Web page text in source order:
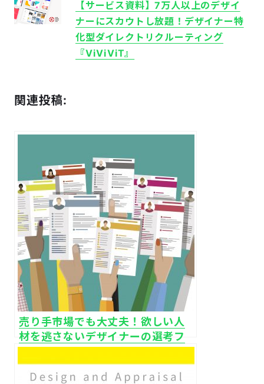
【サービス資料】7万人以上のデザイ
ナーにスカウトし放題！ デザイナー特
化型ダイレクトリクルーティング
『ViViVi​T』
関連投稿:
売り手市場でも大丈夫！欲しい人
材を逃さないデザイナーの選考フ